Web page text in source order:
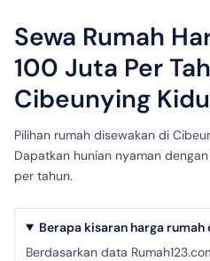
Sewa Rumah
100 Juta Per
Cibeunying
Pilihan rumah disewakan di
Dapatkan hunian nyaman
per tahun.
Berapa kisaran harga
Berdasarkan data